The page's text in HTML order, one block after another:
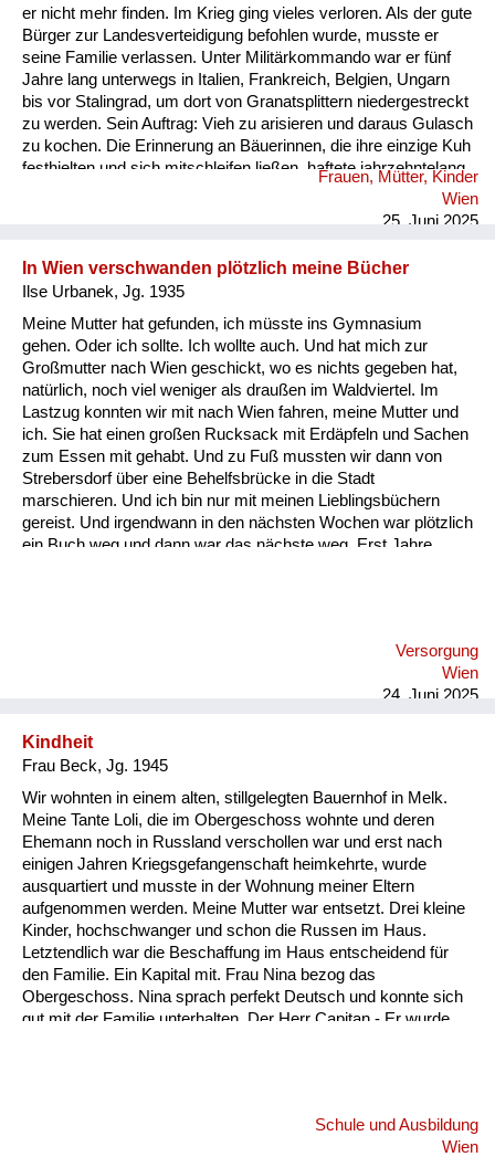
er nicht mehr finden. Im Krieg ging vieles verloren. Als der gute
Bürger zur Landesverteidigung befohlen wurde, musste er
seine Familie verlassen. Unter Militärkommando war er fünf
Jahre lang unterwegs in Italien, Frankreich, Belgien, Ungarn
bis vor Stalingrad, um dort von Granatsplittern niedergestreckt
zu werden. Sein Auftrag: Vieh zu arisieren und daraus Gulasch
zu kochen. Die Erinnerung an Bäuerinnen, die ihre einzige Kuh
festhielten und sich mitschleifen ließen, haftete jahrzehntelang
an dem Soldaten, die verzweifelten Bitten, erschütternden
Klagen, hallten in seinem Ohr. Nach Ende des Krieges trug er
Rad, öffnete ein Tor und b...
Frauen, Mütter, Kinder
Wien
25. Juni 2025
In Wien verschwanden plötzlich meine Bücher
Ilse Urbanek, Jg. 1935
Meine Mutter hat gefunden, ich müsste ins Gymnasium
gehen. Oder ich sollte. Ich wollte auch. Und hat mich zur
Großmutter nach Wien geschickt, wo es nichts gegeben hat,
natürlich, noch viel weniger als draußen im Waldviertel. Im
Lastzug konnten wir mit nach Wien fahren, meine Mutter und
ich. Sie hat einen großen Rucksack mit Erdäpfeln und Sachen
zum Essen mit gehabt. Und zu Fuß mussten wir dann von
Strebersdorf über eine Behelfsbrücke in die Stadt
marschieren. Und ich bin nur mit meinen Lieblingsbüchern
gereist. Und irgendwann in den nächsten Wochen war plötzlich
ein Buch weg und dann war das nächste weg. Erst Jahre
Versorgung
Wien
24. Juni 2025
Kindheit
Frau Beck, Jg. 1945
Wir wohnten in einem alten, stillgelegten Bauernhof in Melk.
Meine Tante Loli, die im Obergeschoss wohnte und deren
Ehemann noch in Russland verschollen war und erst nach
einigen Jahren Kriegsgefangenschaft heimkehrte, wurde
ausquartiert und musste in der Wohnung meiner Eltern
aufgenommen werden. Meine Mutter war entsetzt. Drei kleine
Kinder, hochschwanger und schon die Russen im Haus.
Letztendlich war die Beschaffung im Haus entscheidend für
den Familie. Ein Kapital mit. Frau Nina bezog das
Obergeschoss. Nina sprach perfekt Deutsch und konnte sich
gut mit der Familie unterhalten. Der Herr Capitan - Er wurde
uns und wickelten ihre Kinder frisch und zogen wieder weiter.
Schule und Ausbildung
Wien